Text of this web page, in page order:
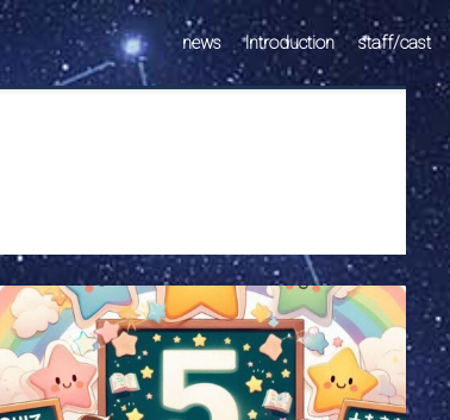
news Introduction staff/cast